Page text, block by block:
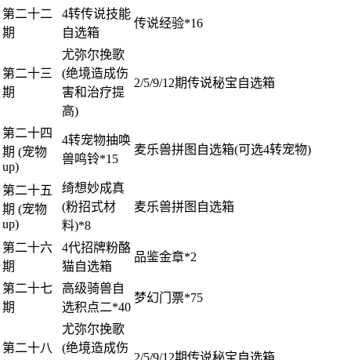
第二十二
期
4转传说技能
自选箱
传说经验*16
第二十三
期
尤弥尔挽歌
(绝境造成伤
害和治疗提
高)
2/5/9/12期传说秘宝自选箱
第二十四
期 (宠物
up)
4转宠物抽唤
兽鸣铃*15
麦乐兽拼图自选箱(可选4转宠物)
第二十五
期 (宠物
up)
绮想妙成真
(粉招式材
料)*8
麦乐兽拼图自选箱
第二十六
期
4代招牌粉酪
猫自选箱
品鉴金章*2
第二十七
期
高级骑兽自
选积点二*40
梦幻门票*75
第二十八
尤弥尔挽歌
(绝境造成伤